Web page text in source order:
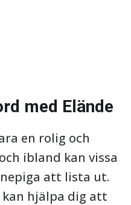
med Elände
en rolig och
ibland kan vissa
att lista ut.
hjälpa dig att